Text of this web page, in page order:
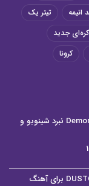
انیمه
تیتر یک
جدید
کرونا
تریلر جدید انیمه Demon Slayer نبرد شینوبو و
موزیک‌ویدیو جدید DUSTCELL برای آهنگ